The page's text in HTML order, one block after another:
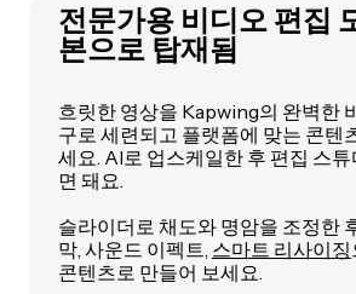
전문가용 비디오 편집
본으로 탑재됨
흐릿한 영상을 Kapwing의 완벽한
구로 세련되고 플랫폼에 맞는 콘텐
세요. AI로 업스케일한 후 편집 스
면 돼요.
슬라이더로 채도와 명암을 조정한
막, 사운드 이펙트, 스마트 리사이징
콘텐츠로 만들어 보세요.